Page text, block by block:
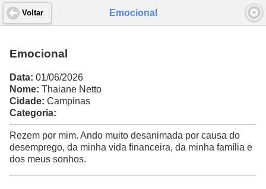
Emocional
Voltar
Emocional
Data: 01/06/2026
Nome: Thaiane Netto
Cidade: Campinas
Categoria:
Rezem por mim. Ando muito desanimada por causa do
desemprego, da minha vida financeira, da minha família e
dos meus sonhos.